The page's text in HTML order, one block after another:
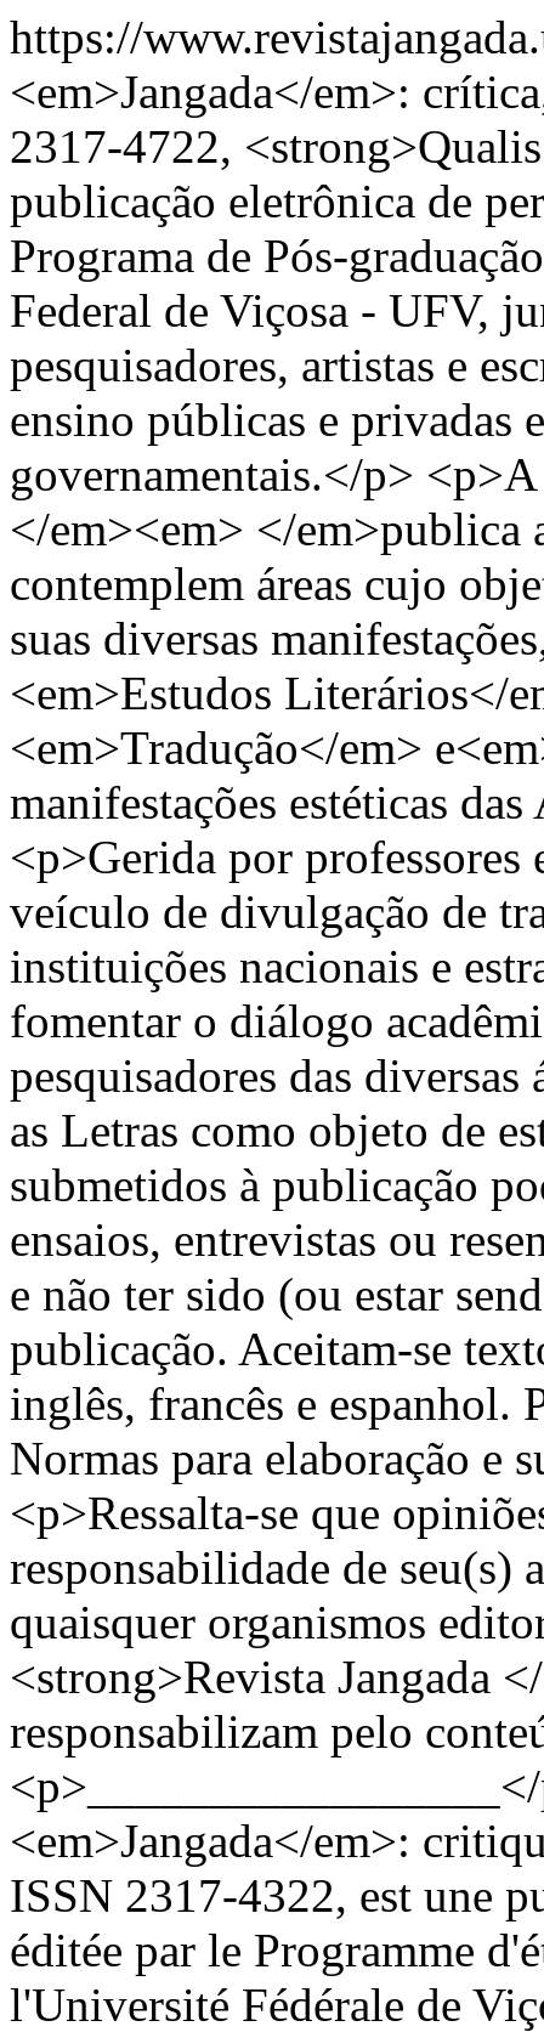
https://
<em>Jangada</em>:
2317-4722,
publicação eletrônica de
Programa de Pós-
Federal de Viçosa - UFV,
pesquisadores, artistas e
ensino públicas e privadas
governamentais.</p>
</em><em> </em>publica
contemplem áreas cujo
suas diversas
<em>Estudos Literários</
<em>Tradução</em>
manifestações estéticas
<p>Gerida por professores
veículo de divulgação de
instituições nacionais e
fomentar o diálogo
pesquisadores das
as Letras como objeto de
submetidos à publicação
ensaios, entrevistas ou
e não ter sido (ou estar
publicação. Aceitam-se
inglês, francês e espanhol.
Normas para elaboração e
<p>Ressalta-se que
responsabilidade de
quaisquer organismos
<strong>Revista Jangada
responsabilizam pelo
<em>Jangada</em>:
ISSN 2317-4322, est une
éditée par le Programme
l'Université Fédérale de